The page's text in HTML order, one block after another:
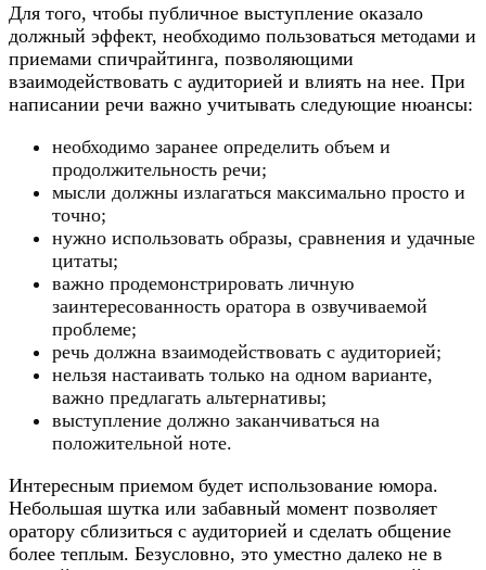
Для того, чтобы публичное выступление оказало
должный эффект, необходимо пользоваться методами и
приемами спичрайтинга, позволяющими
взаимодействовать с аудиторией и влиять на нее. При
написании речи важно учитывать следующие нюансы:
необходимо заранее определить объем и
продолжительность речи;
мысли должны излагаться максимально просто и
точно;
нужно использовать образы, сравнения и удачные
цитаты;
важно продемонстрировать личную
заинтересованность оратора в озвучиваемой
проблеме;
речь должна взаимодействовать с аудиторией;
нельзя настаивать только на одном варианте,
важно предлагать альтернативы;
выступление должно заканчиваться на
положительной ноте.
Интересным приемом будет использование юмора.
Небольшая шутка или забавный момент позволяет
оратору сблизиться с аудиторией и сделать общение
более теплым. Безусловно, это уместно далеко не в